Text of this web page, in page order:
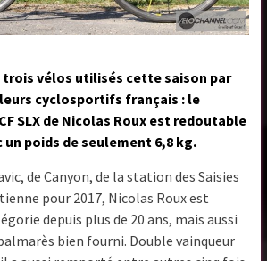
trois vélos utilisés cette saison par
cyclosportifs français : le
SLX de Nicolas Roux est redoutable
poids de seulement 6,8 kg.
de Canyon, de la station des Saisies
pour 2017, Nicolas Roux est
depuis plus de 20 ans, mais aussi
bien fourni. Double vainqueur